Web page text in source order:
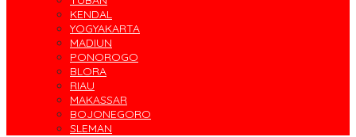
KENDAL
YOGYAKARTA
MADIUN
PONOROGO
BLORA
RIAU
MAKASSAR
BOJONEGORO
SLEMAN